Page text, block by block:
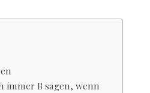
immer B sagen, wenn